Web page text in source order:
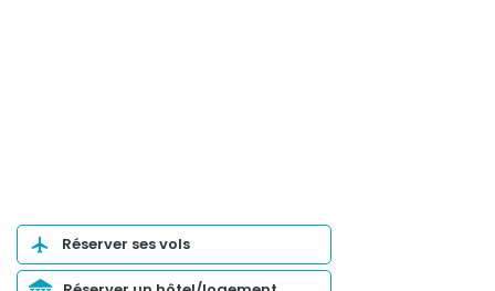
Réserver ses vols